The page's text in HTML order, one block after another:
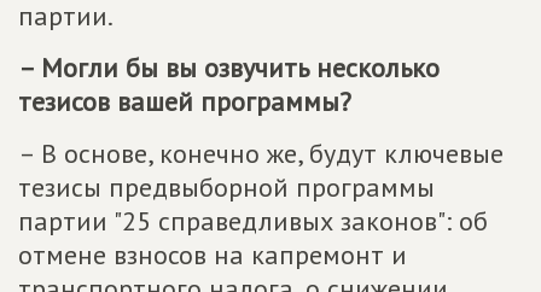
партии.
– Могли бы вы озвучить несколько
тезисов вашей программы?
– В основе, конечно же, будут ключевые
тезисы предвыборной программы
партии "25 справедливых законов": об
отмене взносов на капремонт и